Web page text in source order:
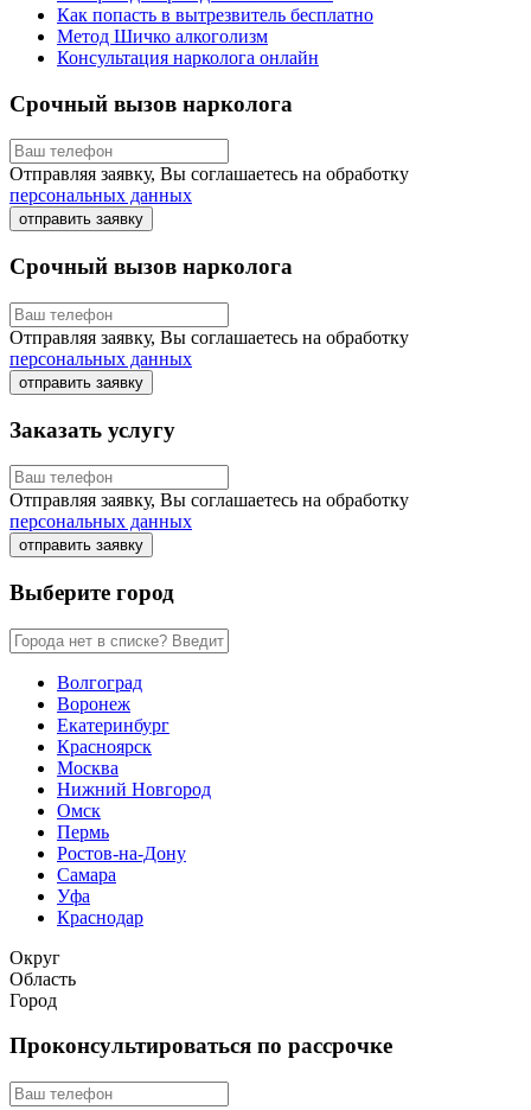
Как попасть в вытрезвитель бесплатно
Метод Шичко алкоголизм
Консультация нарколога онлайн
Срочный вызов нарколога
Отправляя заявку, Вы соглашаетесь на обработку
персональных данных
отправить заявку
Срочный вызов нарколога
Отправляя заявку, Вы соглашаетесь на обработку
персональных данных
отправить заявку
Заказать услугу
Отправляя заявку, Вы соглашаетесь на обработку
персональных данных
отправить заявку
Выберите город
Волгоград
Воронеж
Екатеринбург
Красноярск
Москва
Нижний Новгород
Омск
Пермь
Ростов-на-Дону
Самара
Уфа
Краснодар
Округ
Область
Город
Проконсультироваться по рассрочке